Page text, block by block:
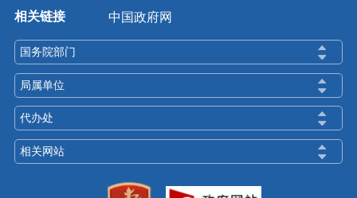
相关链接 中国政府网
国务院部门
局属单位
代办处
相关网站